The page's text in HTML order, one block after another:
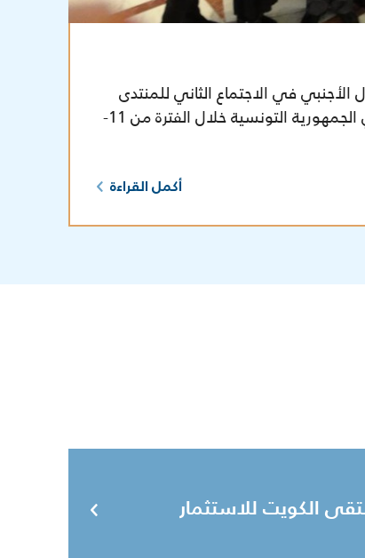
في الاجتماع الثاني للمنتدى
الاقتصادي العربي الياباني في الجمهورية التونسية خلال الفترة من 11-
أكمل القراءة
الكويت للاستثمار